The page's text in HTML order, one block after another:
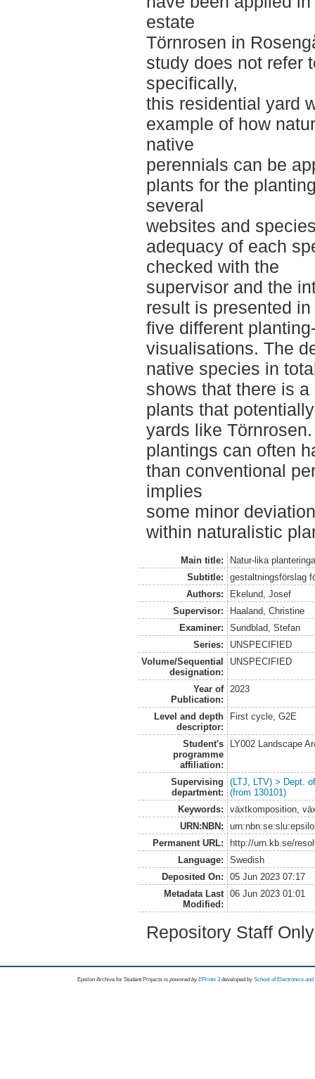
estate
Törnrosen in
study does not refer
specifically,
this residential yard
example of how
native
perennials can be
plants for the
several
websites and
adequacy of each
checked with the
supervisor and the
result is presented
five different
visualisations. The
native species in
shows that there is
plants that
yards like
plantings can often
than conventional
implies
some minor
within naturalistic
Main title:
Natur-lika
Subtitle:
gestaltningsförslag
Authors:
Ekelund, Josef
Supervisor:
Haaland, Christine
Examiner:
Sundblad, Stefan
Series:
UNSPECIFIED
Volume/Sequential
designation:
UNSPECIFIED
Year of
Publication:
2023
Level and depth
descriptor:
First cycle, G2E
Student's
programme
affiliation:
LY002 Landscape
Supervising
department:
(LTJ, LTV) > Dept.
(from 130101)
Keywords:
växtkomposition,
URN:NBN:
Permanent URL:
http://urn.kb.se/
Language:
Swedish
Deposited On:
05 Jun 2023 07:17
Metadata Last
Modified:
06 Jun 2023 01:01
Repository Staff
Epsilon Archive for Student Projects is powored byEPrints 3 developed by School of Electronics